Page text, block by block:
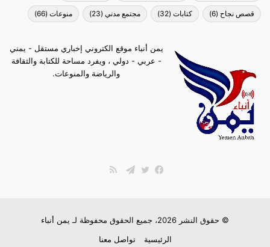
قصص نجاح (6) كتابات (32) مجتمع مدني (23) منوعات (66)
يمن أنباء موقع الكتروني إخباري مستقل - يمني
- عربي - دولي ، ويفرد مساحة للكتابة والثقافة
والرياضة والمنوعات.
© حقوق النشر 2026، جميع الحقوق محفوظة لـ
يمن أنباء
الرئيسية
تواصل معنا